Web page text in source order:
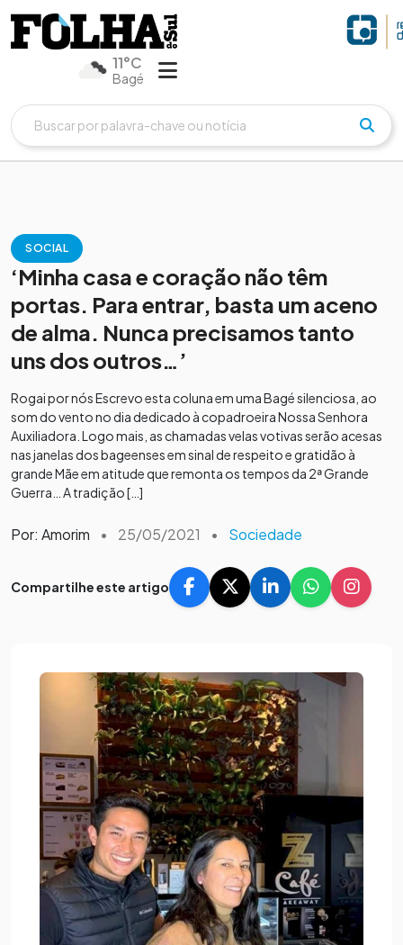
11°C
Bagé
SOCIAL
‘Minha casa e coração não têm
portas. Para entrar, basta um aceno
de alma. Nunca precisamos tanto
uns dos outros…’
Rogai por nós Escrevo esta coluna em uma Bagé silenciosa, ao
som do vento no dia dedicado à copadroeira Nossa Senhora
Auxiliadora. Logo mais, as chamadas velas votivas serão acesas
nas janelas dos bageenses em sinal de respeito e gratidão à
grande Mãe em atitude que remonta os tempos da 2ª Grande
Guerra… A tradição […]
Por: Amorim • 25/05/2021 • Sociedade
Compartilhe este artigo